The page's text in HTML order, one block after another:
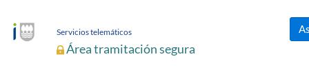
Servicios telemáticos
Área tramitación segura